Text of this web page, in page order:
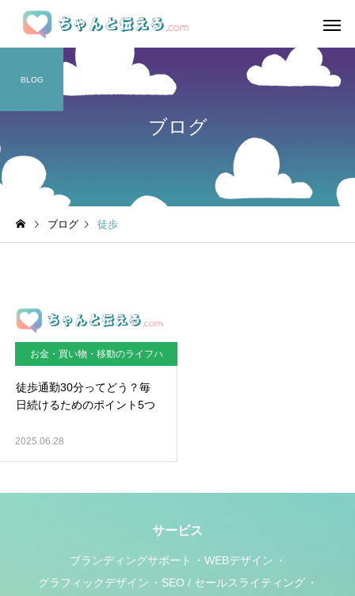
ブログ
BLOG
ブログ 徒歩
お金・買い物・移動のライフハ
徒歩通勤30分ってどう？毎
日続けるためのポイント5つ
2025.06.28
サービス
ブランディングサポート
WEBデザイン
グラフィックデザイン
SEO / セールスライティング